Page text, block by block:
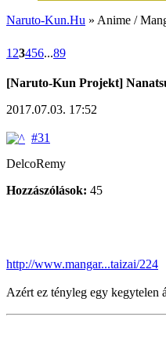
Naruto-Kun.Hu » Anime /
1 23456...89
[Naruto-Kun Projekt]
2017.07.03. 17:52
#31
DelcoRemy
Hozzászólások: 45
http://www.mangar...taizai/224
Azért ez tényleg egy kegytelen